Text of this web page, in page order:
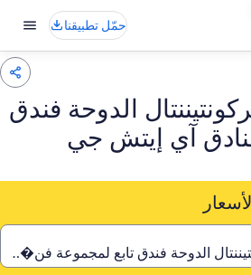
حمّل تطبيقنا
الدوحة فندق
آي إيتش جي